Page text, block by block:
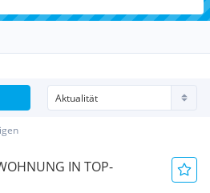
IN TOP-